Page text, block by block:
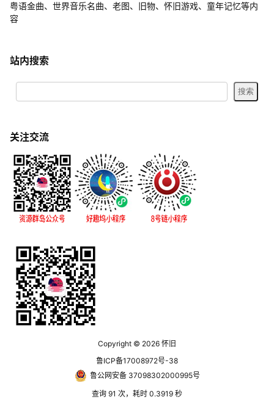
粤语金曲、世界音乐名曲、老图、旧物、怀旧游戏、童年记忆等内
容
站内搜索
关注交流
Copyright © 2026 怀旧
鲁ICP备17008972号-38
鲁公网安备 37098302000995号
查询 91 次，耗时 0.3919 秒